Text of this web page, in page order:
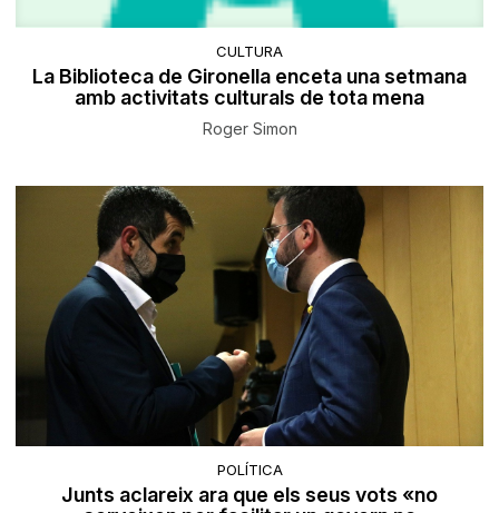
CULTURA
La Biblioteca de Gironella enceta una setmana
amb activitats culturals de tota mena
Roger Simon
POLÍTICA
Junts aclareix ara que els seus vots «no